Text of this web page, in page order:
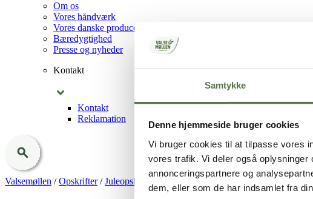
Samtykke
Denne hjemmeside bruger cookies
Vi bruger cookies til at tilpasse vores
vores trafik. Vi deler også oplysninger
annonceringspartnere og
dem, eller som de har indsamlet fra
Om os
Vores håndværk
Vores danske producenter
Bæredygtighed
Presse og nyheder
Kontakt
Kontakt
Reklamation
Valsemøllen /Opskrifter/Juleopskrifter / Julesmåkagemænd